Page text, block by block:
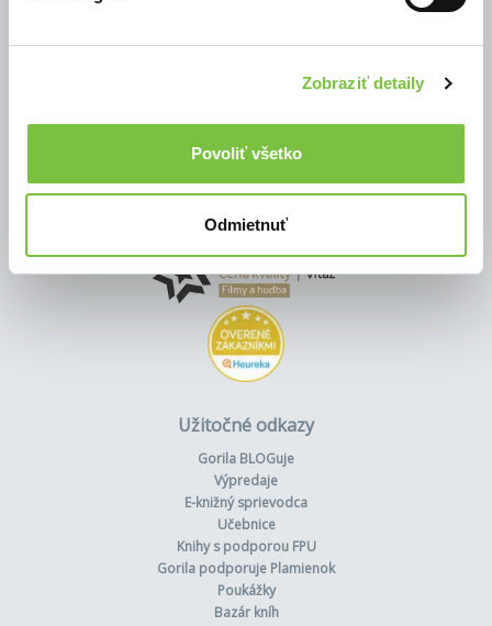
Zobraziť detaily
Povoliť všetko
Odmietnuť
Užitočné odkazy
Gorila BLOGuje
Výpredaje
E-knižný sprievodca
Učebnice
Knihy s podporou FPU
Gorila podporuje Plamienok
Poukážky
Bazár kníh